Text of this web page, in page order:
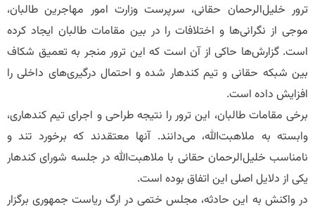
ترور خلیل‌الرحمان حقانی، سرپرست وزارت امور مهاجرین طالبان،
موجی از نگرانی‌ها و اختلافات را در بین مقامات طالبان ایجاد کرده
است. گزارش‌ها حاکی از آن است که این ترور منجر به تعمیق شکاف
بین شبکه حقانی و تیم کندهار شده و احتمال درگیری‌های داخلی را
افزایش داده است.
برخی مقامات طالبان، این ترور را نتیجه طراحی و اجرای تیم کندهاری،
وابسته به ملاهبت‌الله، می‌دانند. آنها معتقدند که برخورد تند و
نامناسب خلیل‌الرحمان حقانی با ملاهبت‌الله در جلسه شورای کندهار
یکی از دلایل اصلی این اتفاق بوده است.
در واکنش به این حادثه، مجلس ختمی در ارگ ریاست جمهوری برگزار